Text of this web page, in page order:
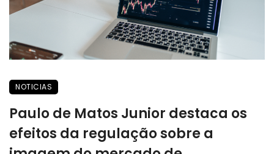
NOTICIAS
Paulo de Matos Junior destaca os
efeitos da regulação sobre a